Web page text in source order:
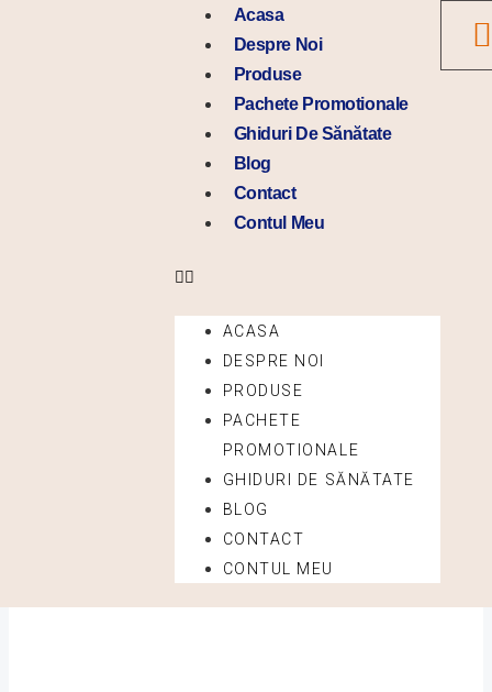
Acasa
Despre Noi
Produse
Pachete Promotionale
Ghiduri De Sănătate
Blog
Contact
Contul Meu
Menu
ACASA
DESPRE NOI
PRODUSE
PACHETE
PROMOTIONALE
GHIDURI DE SĂNĂTATE
BLOG
CONTACT
CONTUL MEU